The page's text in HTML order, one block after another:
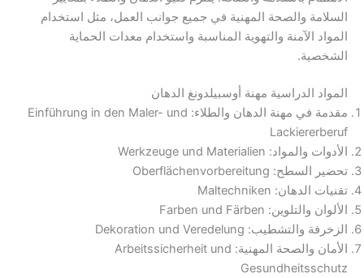
السلامة والصحة المهنية في جميع جوانب العمل، مثل استخدام
المواد الآمنة والتهوية المناسبة واستخدام معدات الحماية
الشخصية.
المواد الدراسية مهنة أوسبيلدونغ الدهان
مقدمة في مهنة الدهان والطلاء: Einführung in den Maler- und
Lackiererberuf
الأدوات والمواد: Werkzeuge und Materialien
تحضير السطح: Oberflächenvorbereitung
تقنيات الدهان: Maltechniken
الألوان والتلوين: Farben und Färben
الزخرفة والتشطيب: Dekoration und Veredelung
الأمان والصحة المهنية: Arbeitssicherheit und
Gesundheitsschutz